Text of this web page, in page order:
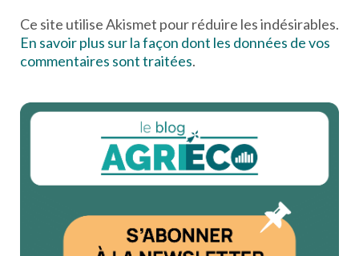
Ce site utilise Akismet pour réduire les indésirables.
En savoir plus sur la façon dont les données de vos
commentaires sont traitées.